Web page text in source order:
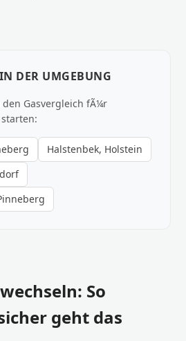
DER UMGEBUNG
den Gasvergleich fÃ¼r
Halstenbek, Holstein
So
geht das